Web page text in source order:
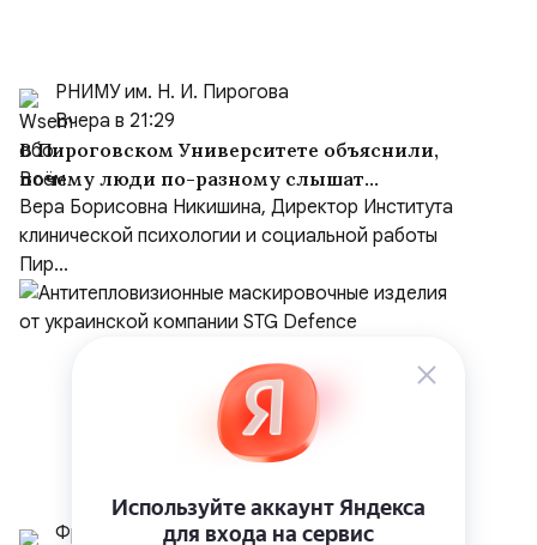
РНИМУ им. Н. И. Пирогова
Вчера в 21:29
В Пироговском Университете объяснили,
почему люди по-разному слышат
«пианино с Чебурашкой»
Вера Борисовна Никишина, Директор Института
клинической психологии и социальной работы
Пир...
Фролов И.В., к.т.н.